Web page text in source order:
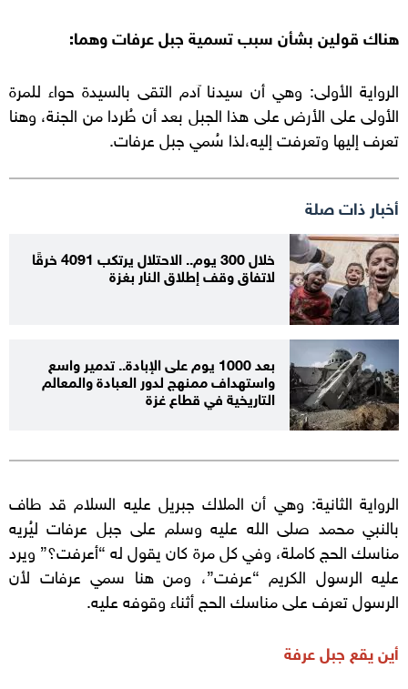
هناك قولين بشأن سبب تسمية جبل عرفات وهما:
الرواية الأولى: وهي أن سيدنا آدم التقى بالسيدة حواء للمرة
الأولى على الأرض على هذا الجبل بعد أن طُردا من الجنة، وهنا
تعرف إليها وتعرفت إليه،لذا سُمي جبل عرفات.
أخبار ذات صلة
خلال 300 يوم.. الاحتلال يرتكب 4091 خرقًا
لاتفاق وقف إطلاق النار بغزة
بعد 1000 يوم على الإبادة.. تدمير واسع
واستهداف ممنهج لدور العبادة والمعالم
التاريخية في قطاع غزة
الرواية الثانية: وهي أن الملاك جبريل عليه السلام قد طاف
بالنبي محمد صلى الله عليه وسلم على جبل عرفات ليُريه
مناسك الحج كاملة، وفي كل مرة كان يقول له “أعرفت؟” ويرد
عليه الرسول الكريم “عرفت”، ومن هنا سمي عرفات لأن
الرسول تعرف على مناسك الحج أثناء وقوفه عليه.
أين يقع جبل عرفة